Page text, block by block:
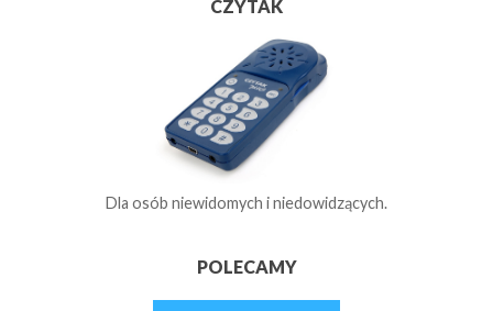
CZYTAK
Dla osób niewidomych i niedowidzących.
POLECAMY